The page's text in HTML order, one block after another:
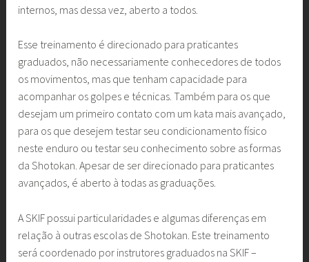
internos, mas dessa vez, aberto a todos.
Esse treinamento é direcionado para praticantes
graduados, não necessariamente conhecedores de todos
os movimentos, mas que tenham capacidade para
acompanhar os golpes e técnicas. Também para os que
desejam um primeiro contato com um kata mais avançado,
para os que desejem testar seu condicionamento físico
neste enduro ou testar seu conhecimento sobre as formas
da Shotokan. Apesar de ser direcionado para praticantes
avançados, é aberto à todas as graduações.
A SKIF possui particularidades e algumas diferenças em
relação à outras escolas de Shotokan. Este treinamento
será coordenado por instrutores graduados na SKIF –